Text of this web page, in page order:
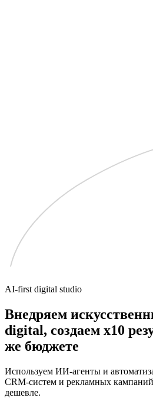
AI-first digital studio
Внедряем
digital, создаем x10
же бюджете
Используем ИИ-агенты и
CRM-систем и рекламных
дешевле.